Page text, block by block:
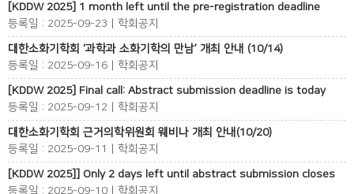
[KDDW 2025] 1 month left until the pre-registration deadline
등록일 : 2025-09-23 | 학회공지
대한소화기학회 ‘과학과 소화기학의 만남’ 개최 안내 (10/14)
등록일 : 2025-09-16 | 학회공지
[KDDW 2025] Final call: Abstract submission deadline is today
등록일 : 2025-09-12 | 학회공지
대한소화기학회 근거의학위원회 웨비나 개최 안내(10/20)
등록일 : 2025-09-11 | 학회공지
[KDDW 2025]] Only 2 days left until abstract submission closes
등록일 : 2025-09-10 | 학회공지